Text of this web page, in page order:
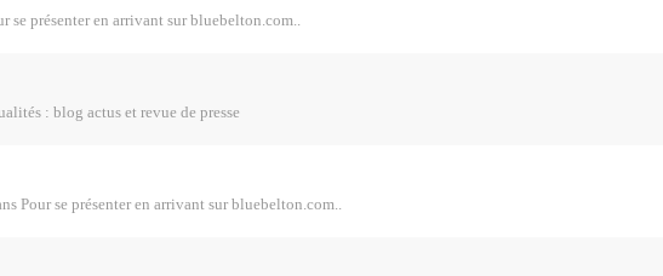
se présenter en arrivant sur bluebelton.com..
: blog actus et revue de presse
Pour se présenter en arrivant sur bluebelton.com..